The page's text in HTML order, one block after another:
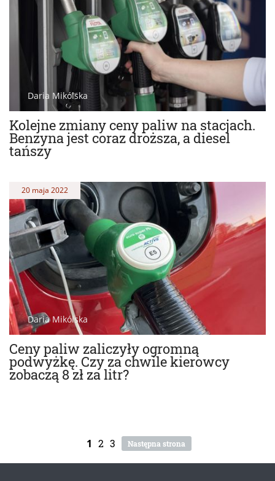
Kolejne zmiany ceny paliw na stacjach.
Benzyna jest coraz droższa, a diesel
tańszy
Daria Mikólska
Ceny paliw zaliczyły ogromną
podwyżkę. Czy za chwile kierowcy
zobaczą 8 zł za litr?
20 maja 2022
Daria Mikólska
1 2 3 Następna strona